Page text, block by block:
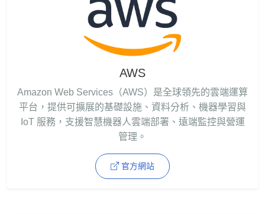
AWS
Amazon Web Services（AWS）是全球領先的雲端運算
平台，提供可擴展的基礎設施、資料分析、機器學習與
IoT 服務，支援智慧機器人雲端部署、遠端監控與營運
管理。
官方網站